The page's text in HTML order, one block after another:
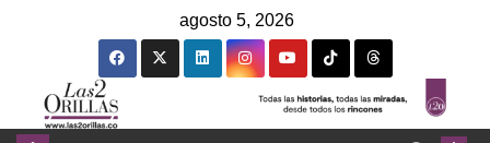
agosto 5, 2026